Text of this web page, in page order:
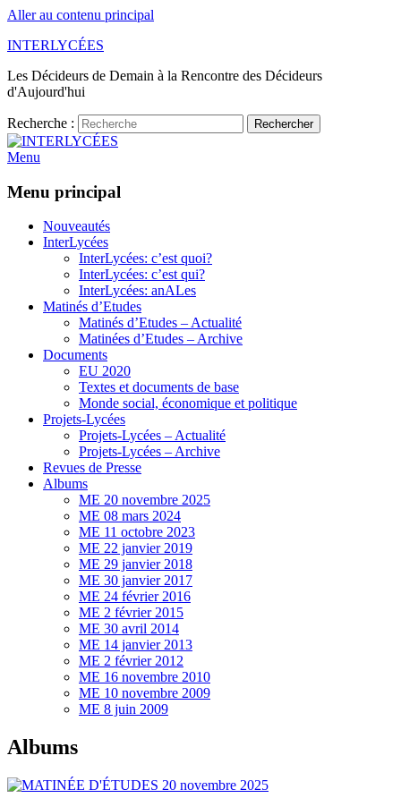
Aller au contenu principal
INTERLYCÉES
Les Décideurs de Demain à la Rencontre des Décideurs
d'Aujourd'hui
Recherche : Rechercher
Menu
Menu principal
Nouveautés
InterLycées
InterLycées: c’est quoi?
InterLycées: c’est qui?
InterLycées: anALes
Matinés d’Etudes
Matinés d’Etudes – Actualité
Matinées d’Etudes – Archive
Documents
EU 2020
Textes et documents de base
Monde social, économique et politique
Projets-Lycées
Projets-Lycées – Actualité
Projets-Lycées – Archive
Revues de Presse
Albums
ME 20 novembre 2025
ME 08 mars 2024
ME 11 octobre 2023
ME 22 janvier 2019
ME 29 janvier 2018
ME 30 janvier 2017
ME 24 février 2016
ME 2 février 2015
ME 30 avril 2014
ME 14 janvier 2013
ME 2 février 2012
ME 16 novembre 2010
ME 10 novembre 2009
ME 8 juin 2009
Albums